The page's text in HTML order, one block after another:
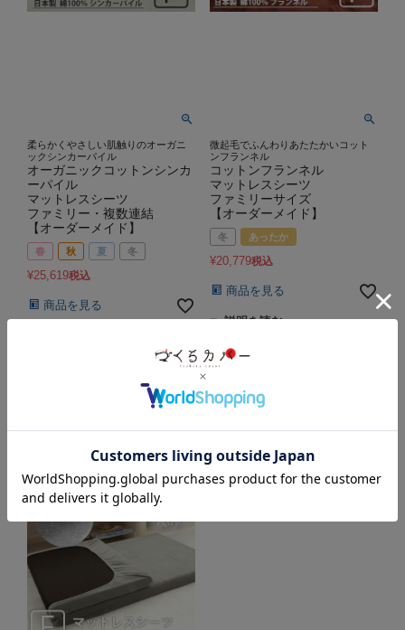
柔らかくやさしい肌触りのオーガニ
ックシンカーパイル
オーガニックコットンシンカ
ーパイル
マットレスシーツ
ファミリー・複数連結
【オーダーメイド】
春 秋 夏 冬
¥25,619税込
商品を見る
微起毛でふんわりあたたかいコット
ンフランネル
コットンフランネル
マットレスシーツ
ファミリーサイズ
【オーダーメイド】
冬 あったか
¥20,779税込
商品を見る